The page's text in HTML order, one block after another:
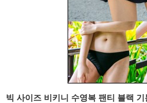
빅 사이즈 비키니 수영복 팬티 블랙